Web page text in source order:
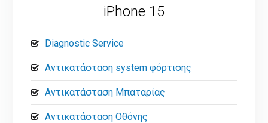
iPhone 15
Diagnostic Service
Αντικατάσταση system φόρτισης
Αντικατάσταση Μπαταρίας
Αντικατάσταση Οθόνης